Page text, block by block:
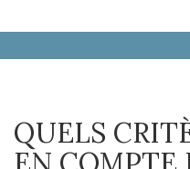
QUELS